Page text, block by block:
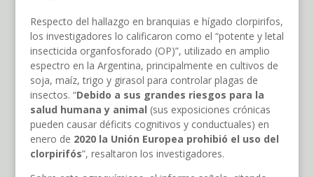
Respecto del hallazgo en branquias e hígado clorpirifos,
los investigadores lo calificaron como el “potente y letal
insecticida organfosforado (OP)”, utilizado en amplio
espectro en la Argentina, principalmente en cultivos de
soja, maíz, trigo y girasol para controlar plagas de
insectos. “Debido a sus grandes riesgos para la
salud humana y animal (sus exposiciones crónicas
pueden causar déficits cognitivos y conductuales) en
enero de 2020 la Unión Europea prohibió el uso del
clorpirifós”, resaltaron los investigadores.